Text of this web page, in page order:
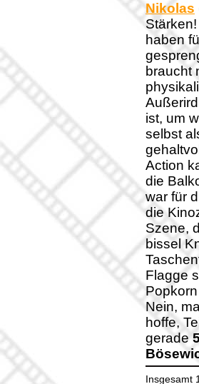
Nikolas
haben
braucht
ist, um
selbst
Action
die
war für
die
Szene,
bissel
Flagge
Nein,
hoffe,
gerade
Insgesamt